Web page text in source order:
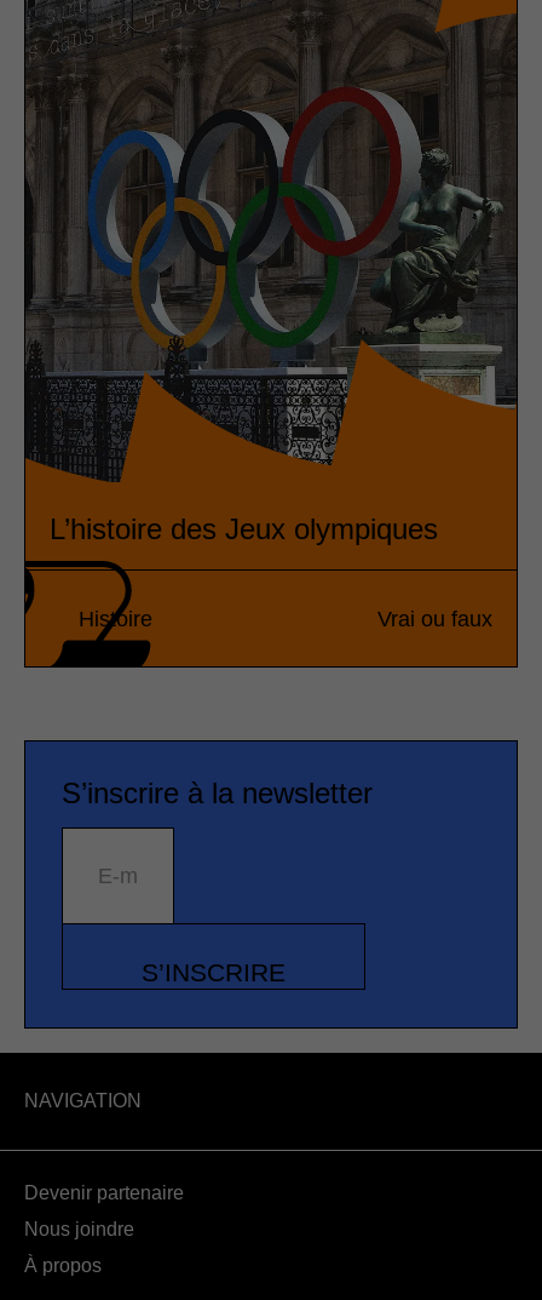
L’histoire des Jeux olympiques
Histoire Vrai ou faux
S’inscrire à la newsletter
E-mail
S’INSCRIRE
NAVIGATION
Devenir partenaire
Nous joindre
À propos